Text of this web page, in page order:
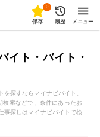
0
保存 履歴 メニュー
イト・バイト・
探すならマイナビバイト。
検索などで、条件にあったお
事探しはマイナビバイトで検